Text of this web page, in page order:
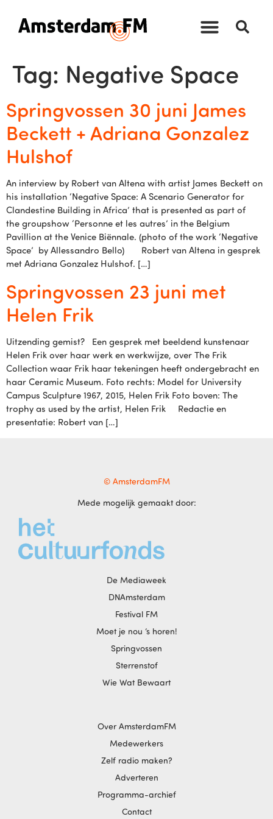
Tag: Negative Space
Springvossen 30 juni James
Beckett + Adriana Gonzalez
Hulshof
An interview by Robert van Altena with artist James Beckett on
his installation ‘Negative Space: A Scenario Generator for
Clandestine Building in Africa’ that is presented as part of
the groupshow ‘Personne et les autres’ in the Belgium
Pavillion at the Venice Biënnale. (photo of the work ‘Negative
Space’ by Allessandro Bello) Robert van Altena in gesprek
met Adriana Gonzalez Hulshof. […]
Springvossen 23 juni met
Helen Frik
Uitzending gemist? Een gesprek met beeldend kunstenaar
Helen Frik over haar werk en werkwijze, over The Frik
Collection waar Frik haar tekeningen heeft ondergebracht en
haar Ceramic Museum. Foto rechts: Model for University
Campus Sculpture 1967, 2015, Helen Frik Foto boven: The
trophy as used by the artist, Helen Frik Redactie en
presentatie: Robert van […]
© AmsterdamFM
Mede mogelijk gemaakt door:
De Mediaweek
DNAmsterdam
Festival FM
Moet je nou ‘s horen!
Springvossen
Sterrenstof
Wie Wat Bewaart
Over AmsterdamFM
Medewerkers
Zelf radio maken?
Adverteren
Programma-archief
Contact